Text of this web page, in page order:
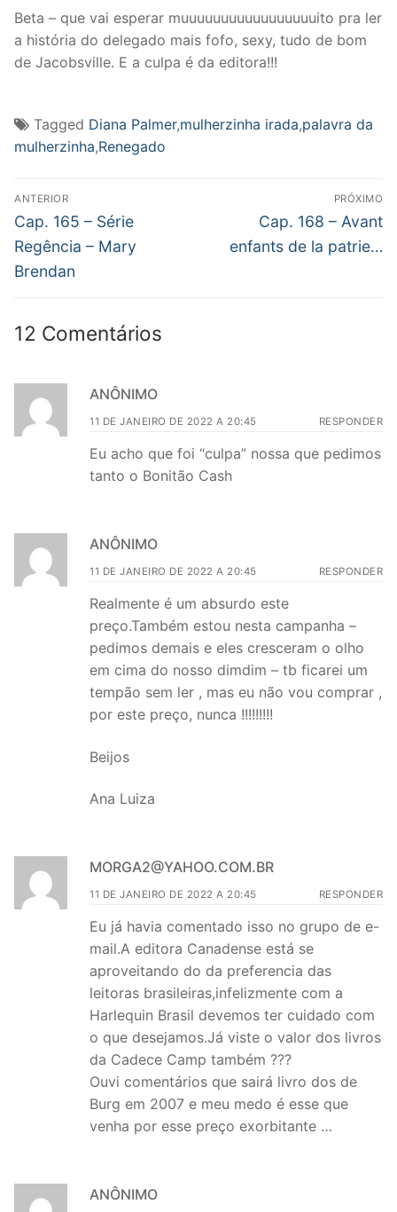
Beta – que vai esperar muuuuuuuuuuuuuuuuuito pra ler
a história do delegado mais fofo, sexy, tudo de bom
de Jacobsville. E a culpa é da editora!!!
Tagged Diana Palmer,mulherzinha irada,palavra da
mulherzinha,Renegado
Navegação
de
Post
ANTERIOR
Post
anterior:
Cap. 165 – Série
Regência – Mary
Brendan
PRÓXIMO
Próximo
post:
Cap. 168 – Avant
enfants de la patrie…
12 Comentários
ANÔNIMO
11 DE JANEIRO DE 2022 A 20:45 RESPONDER
Eu acho que foi “culpa” nossa que pedimos
tanto o Bonitão Cash
ANÔNIMO
11 DE JANEIRO DE 2022 A 20:45 RESPONDER
Realmente é um absurdo este
preço.Também estou nesta campanha –
pedimos demais e eles cresceram o olho
em cima do nosso dimdim – tb ficarei um
tempão sem ler , mas eu não vou comprar ,
por este preço, nunca !!!!!!!!!
Beijos
Ana Luiza
MORGA2@YAHOO.COM.BR
11 DE JANEIRO DE 2022 A 20:45 RESPONDER
Eu já havia comentado isso no grupo de e-
mail.A editora Canadense está se
aproveitando do da preferencia das
leitoras brasileiras,infelizmente com a
Harlequin Brasil devemos ter cuidado com
o que desejamos.Já viste o valor dos livros
da Cadece Camp também ???
Ouvi comentários que sairá livro dos de
Burg em 2007 e meu medo é esse que
venha por esse preço exorbitante …
ANÔNIMO